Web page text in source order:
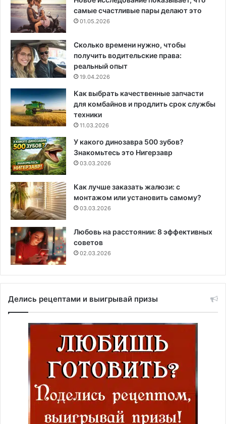
самые счастливые пары делают это
01.05.2026
Сколько времени нужно, чтобы
получить водительские права:
реальный опыт
19.04.2026
Как выбрать качественные запчасти
для комбайнов и продлить срок службы
техники
11.03.2026
У какого динозавра 500 зубов?
Знакомьтесь это Нигерзавр
03.03.2026
Как лучше заказать жалюзи: с
монтажом или установить самому?
03.03.2026
Любовь на расстоянии: 8 эффективных
советов
02.03.2026
Делись рецептами и выигрывай призы